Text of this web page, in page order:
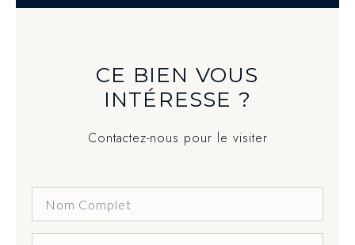
CE BIEN VOUS
INTÉRESSE ?
Contactez-nous pour le visiter